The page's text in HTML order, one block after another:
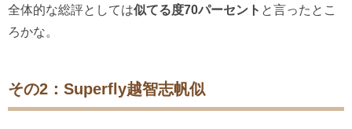
全体的な総評としては似てる度70パーセント と言ったとこ
ろかな。
その2：Superfly越智志帆似